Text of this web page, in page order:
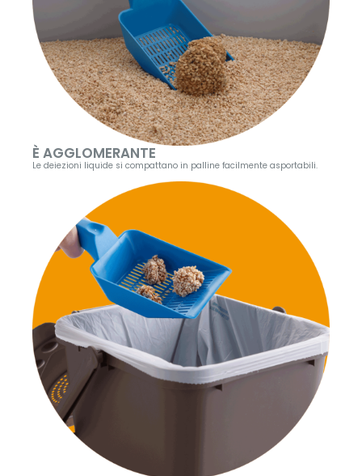
È AGGLOMERANTE
Le deiezioni liquide si compattano in palline facilmente asportabili.